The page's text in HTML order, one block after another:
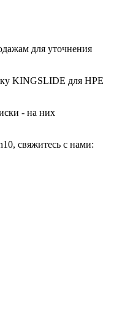
для уточнения
KINGSLIDE для HPE
- на них
свяжитесь с нами: